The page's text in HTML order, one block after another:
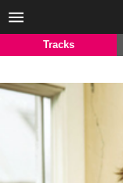
Tracks